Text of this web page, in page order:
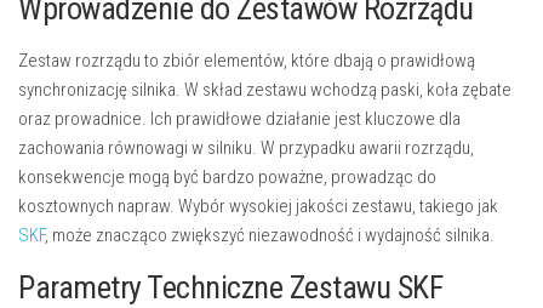
Wprowadzenie do Zestawów Rozrządu
Zestaw rozrządu to zbiór elementów, które dbają o prawidłową
synchronizację silnika. W skład zestawu wchodzą paski, koła zębate
oraz prowadnice. Ich prawidłowe działanie jest kluczowe dla
zachowania równowagi w silniku. W przypadku awarii rozrządu,
konsekwencje mogą być bardzo poważne, prowadząc do
kosztownych napraw. Wybór wysokiej jakości zestawu, takiego jak
SKF, może znacząco zwiększyć niezawodność i wydajność silnika.
Parametry Techniczne Zestawu SKF